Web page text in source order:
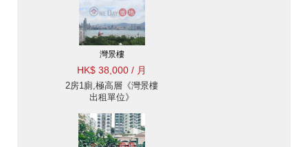
灣景樓
HK$ 38,000 / 月
2房1廁,極高層《灣景樓
出租單位》